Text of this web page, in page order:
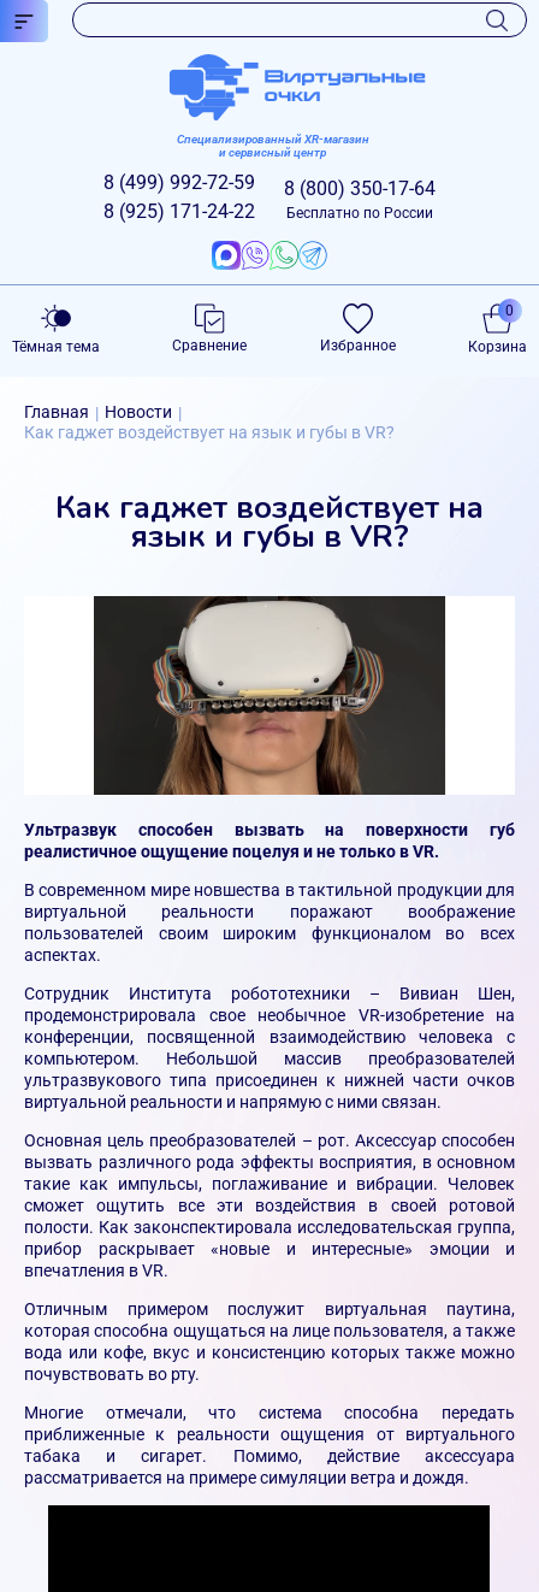
Специализированный XR-магазин
и сервисный центр
8 (499) 992-72-59
8 (925) 171-24-22
8 (800) 350-17-64
Бесплатно по России
Тёмная тема Сравнение Избранное Корзина
0
Главная | Новости |
Как гаджет воздействует на язык и губы в VR?
Как гаджет воздействует на
язык и губы в VR?
Ультразвук способен вызвать на поверхности губ
реалистичное ощущение поцелуя и не только в VR.
В современном мире новшества в тактильной продукции для
виртуальной реальности поражают воображение
пользователей своим широким функционалом во всех
аспектах.
Сотрудник Института робототехники – Вивиан Шен,
продемонстрировала свое необычное VR-изобретение на
конференции, посвященной взаимодействию человека с
компьютером. Небольшой массив преобразователей
ультразвукового типа присоединен к нижней части очков
виртуальной реальности и напрямую с ними связан.
Основная цель преобразователей – рот. Аксессуар способен
вызвать различного рода эффекты восприятия, в основном
такие как импульсы, поглаживание и вибрации. Человек
сможет ощутить все эти воздействия в своей ротовой
полости. Как законспектировала исследовательская группа,
прибор раскрывает «новые и интересные» эмоции и
впечатления в VR.
Отличным примером послужит виртуальная паутина,
которая способна ощущаться на лице пользователя, а также
вода или кофе, вкус и консистенцию которых также можно
почувствовать во рту.
Многие отмечали, что система способна передать
приближенные к реальности ощущения от виртуального
табака и сигарет. Помимо, действие аксессуара
рассматривается на примере симуляции ветра и дождя.